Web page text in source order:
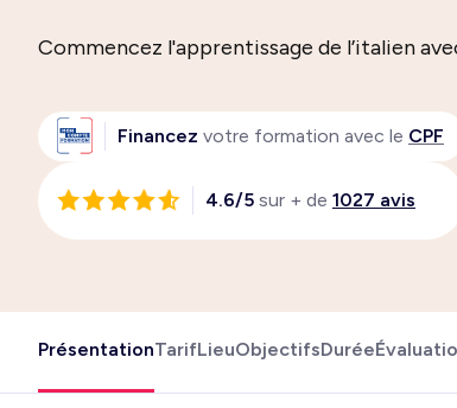
Commencez l'apprentissage de l’italien
Financez votre formation avec le CPF
4.6/5 sur + de 1027 avis
PrésentationTarifLieuObjectifsDurée